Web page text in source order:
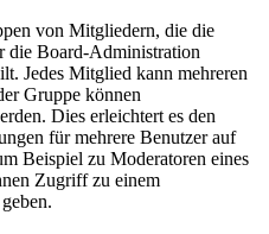
von Mitgliedern, die die
die Board-Administration
Jedes Mitglied kann mehreren
Gruppe können
Dies erleichtert es den
für mehrere Benutzer auf
Beispiel zu Moderatoren eines
Zugriff zu einem